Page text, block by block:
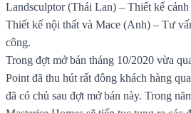
Landsculptor (Thái Lan) – Thiết kế
Thiết kế nội thất và Mace (Anh) – Tư
công.
Trong đợt mở bán tháng 10/2020 vừa
Point đã thu hút rất đông khách hàng
đã có chủ sau đợt mở bán này. Trong